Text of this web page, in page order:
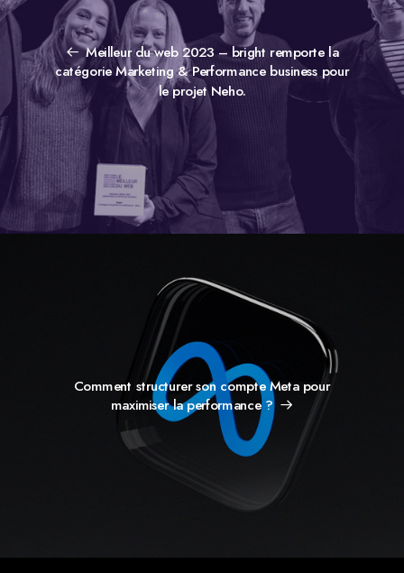
Meilleur du web 2023 – bright remporte la
catégorie Marketing & Performance business pour
le projet Neho.
Comment structurer son compte Meta pour
maximiser la performance ?